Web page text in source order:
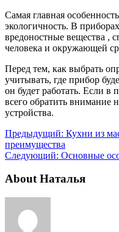
Самая главная
экологичность. В
вредоностные вещества ,
человека и окружающей
Перед тем, как выбрать
учитывать, где прибор
он будет работать. Если
всего обратить
устройства.
Предыдущий: Кухни из
преимущества
Следующий: Основные
About Наталья